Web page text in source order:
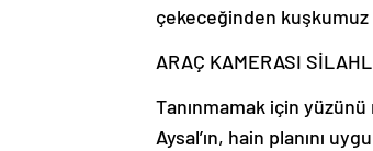
çekeceğinden kuşkumuz
ARAÇ KAMERASI
Tanınmamak için
Aysal’ın, hain planını